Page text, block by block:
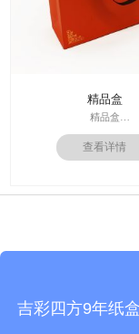
精品盒
精品盒
印刷技术： 专色印
面纸：特种纸
内材料：1500克灰
其他辅料：EVA+绒布
周期：签订合同确认样板
查看详情
吉彩四方9年纸